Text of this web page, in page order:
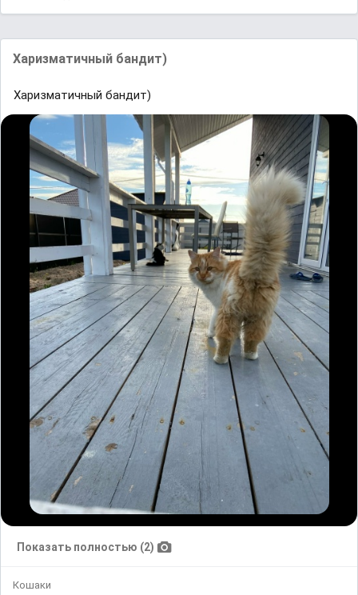
Харизматичный бандит)
Харизматичный бандит)
Показать полностью (2)
Кошаки